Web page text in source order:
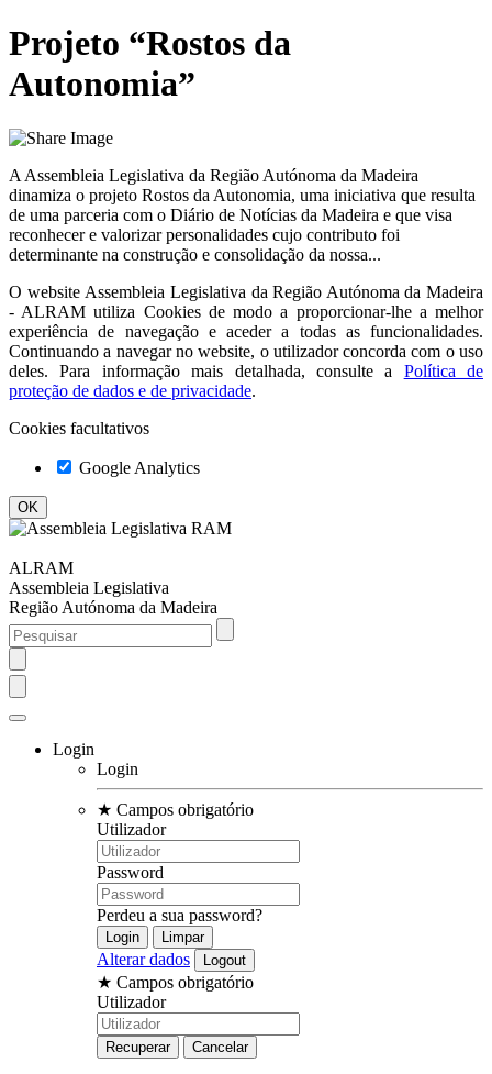
Projeto “Rostos da
Autonomia”
A Assembleia Legislativa da Região Autónoma da Madeira
dinamiza o projeto Rostos da Autonomia, uma iniciativa que resulta
de uma parceria com o Diário de Notícias da Madeira e que visa
reconhecer e valorizar personalidades cujo contributo foi
determinante na construção e consolidação da nossa...
O website Assembleia Legislativa da Região Autónoma da Madeira
- ALRAM utiliza Cookies de modo a proporcionar-lhe a melhor
experiência de navegação e aceder a todas as funcionalidades.
Continuando a navegar no website, o utilizador concorda com o uso
deles. Para informação mais detalhada, consulte a
Política de
proteção de dados e de privacidade.
Cookies facultativos
Google Analytics
ALRAM
Assembleia Legislativa
Região Autónoma da Madeira
Login
Login
★ Campos obrigatório
Utilizador
Password
Perdeu a sua password?
Alterar dados
★ Campos obrigatório
Utilizador